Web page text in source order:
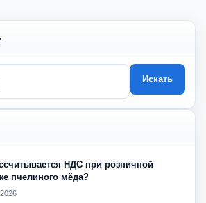
Искать
НДС при розничной
пчелиного мёда?